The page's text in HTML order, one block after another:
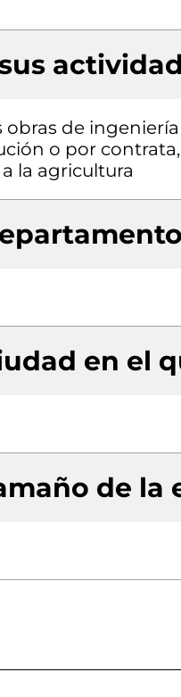
de
o por
la agricultura
en el
de la